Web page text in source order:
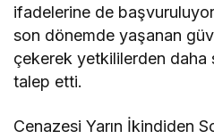
ifadelerine de
son dönemde yaşanan
çekerek yetkililerden daha
talep etti.
Cenazesi Yarın İkindiden